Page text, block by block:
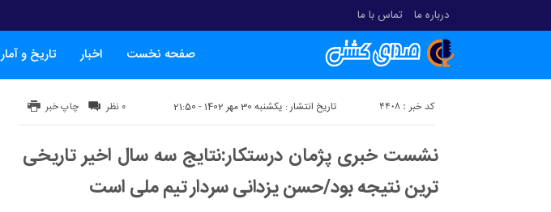
درباره ما تماس با ما
صفحه نخست اخبار تاریخ و آمار
تاریخ انتشار : یکشنبه 30 مهر 1402 - 21:50 کد خبر : 4408 چاپ خبر ۰ نظر
نشست خبری پژمان درستکار:نتایج سه سال اخیر تاریخی
ترین نتیجه بود/حسن یزدانی سردار تیم ملی است